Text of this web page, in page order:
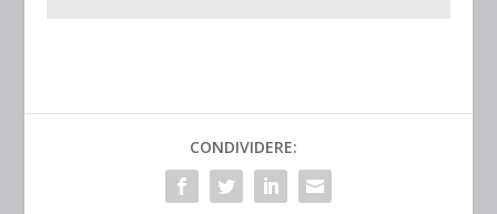
CONDIVIDERE: